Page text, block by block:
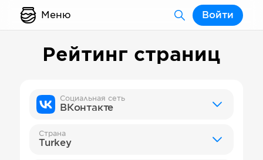
Меню Войти
Рейтинг страниц
Социальная сеть
ВКонтакте
Страна
Turkey